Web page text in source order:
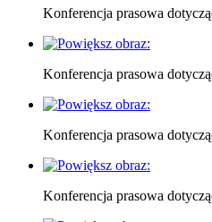
Konferencja prasowa
Konferencja prasowa
Konferencja prasowa
Konferencja prasowa